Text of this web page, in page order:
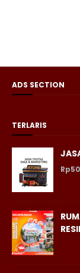
ADS SECTION
TERLARIS